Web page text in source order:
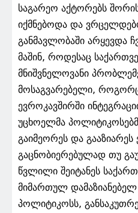
საგარეო აქტორებს
იქმნებოდა და
განმავლობაში არყევდა
მაშინ, როდესაც
მნიშვნელოვანი
მოსაგვარებელი,
ევროკავშირში
უცხოელმა
გაიმეორეს და
გაცნობიერებულად თუ
წვლილი შეიტანეს
მიმართულ დამაზიანებელ
პოლიტიკოსს,